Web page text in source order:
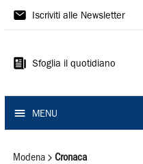
Gazzetta
Modena
Iscriviti alle Newsletter
Sfoglia il quotidiano
MENU
Modena Cronaca